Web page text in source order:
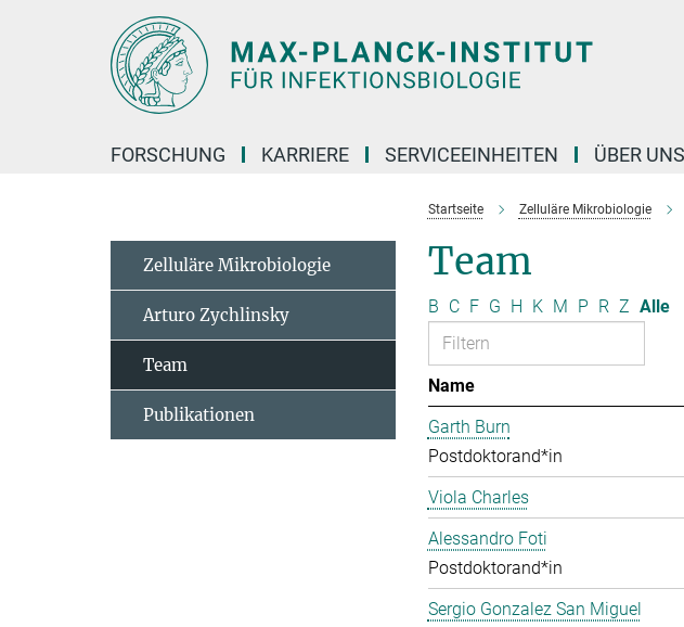
FORSCHUNG KARRIERE SERVICEEINHEITEN ÜBER UNS
Startseite Zelluläre Mikrobiologie
Team
B C F G H K M P R Z Alle
Name
Garth Burn
Postdoktorand*in
Viola Charles
Alessandro Foti
Postdoktorand*in
Sergio Gonzalez San Miguel
Zelluläre Mikrobiologie
Arturo Zychlinsky
Team
Publikationen